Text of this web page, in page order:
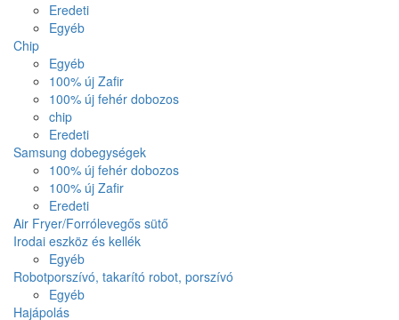
Eredeti
Egyéb
Chip
Egyéb
100% új Zafir
100% új fehér dobozos
chip
Eredeti
Samsung dobegységek
100% új fehér dobozos
100% új Zafir
Eredeti
Air Fryer/Forrólevegős sütő
Irodai eszköz és kellék
Egyéb
Robotporszívó, takarító robot, porszívó
Egyéb
Hajápolás